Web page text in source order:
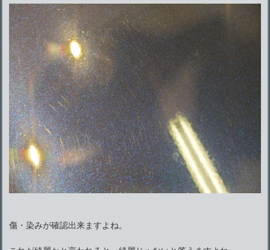
傷・染みが確認出来ますよね。